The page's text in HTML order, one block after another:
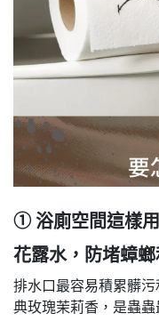
① 浴廁空間這樣
花露水，防堵蟑
排水口最容易積累髒
典玫瑰茉莉香，是蟲蟲